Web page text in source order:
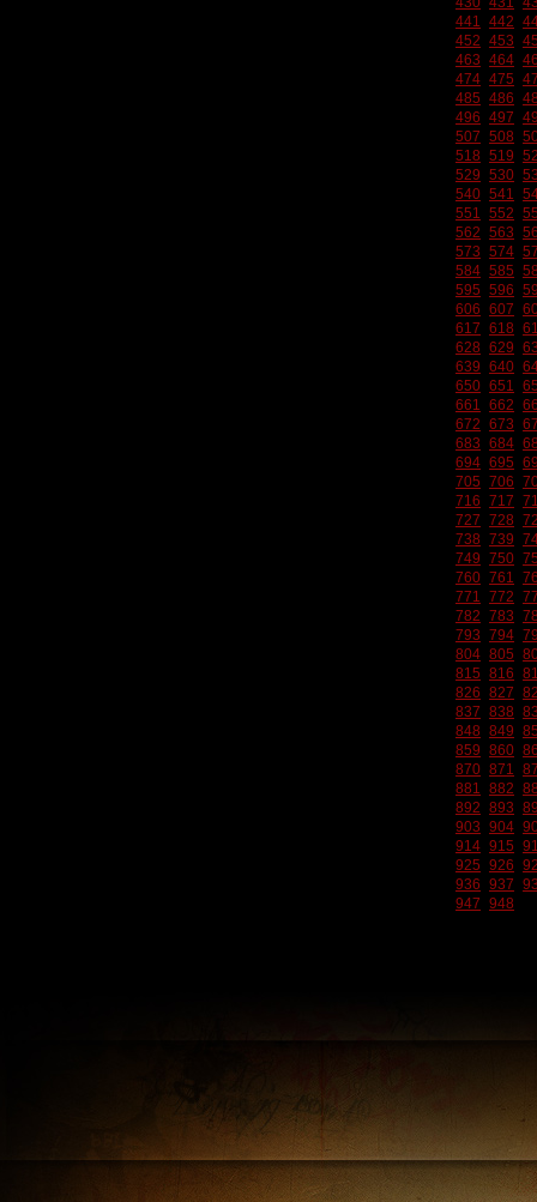
441 442
452 453
463 464
474 475
485 486
496 497
507 508
518 519
529 530
540 541
551 552
562 563
573 574
584 585
595 596
606 607
617 618
628 629
639 640
650 651
661 662
672 673
683 684
694 695
705 706
716 717
727 728
738 739
749 750
760 761
771 772
782 783
793 794
804 805
815 816
826 827
837 838
848 849
859 860
870 871
881 882
892 893
903 904
914 915
925 926
936 937
947 948